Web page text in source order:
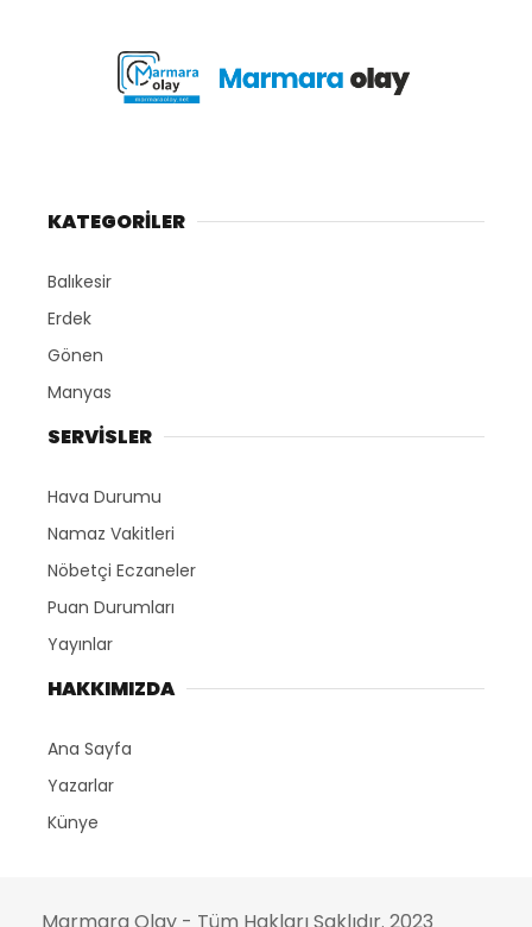
KATEGORİLER
Balıkesir
Erdek
Gönen
Manyas
SERVİSLER
Hava Durumu
Namaz Vakitleri
Nöbetçi Eczaneler
Puan Durumları
Yayınlar
HAKKIMIZDA
Ana Sayfa
Yazarlar
Künye
Marmara Olay - Tüm Hakları Saklıdır. 2023